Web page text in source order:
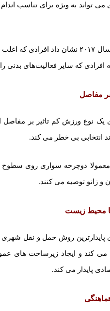
تواند به ویژه برای تناسب
یک مطالعه در سال ۲۰۱۷ نشان
افرادی که سایر فعالیت‌های بدنی
بر مفاصل
یک نوع ورزش کم تاثیر بر
انتخابی بی خطر می کند.
معمولا دوچرخه سواری روی سطوح
و زانو توصیه می کنند.
محیط زیست
پایدارترین روش حمل و نقل
می کند و ایجاد زیرساخت های
پایدار می کند.